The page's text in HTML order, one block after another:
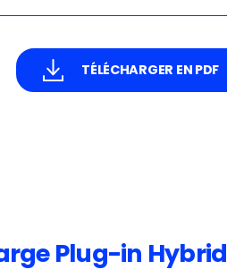
TÉLÉCHARGER EN PDF
Plug-in Hybrid